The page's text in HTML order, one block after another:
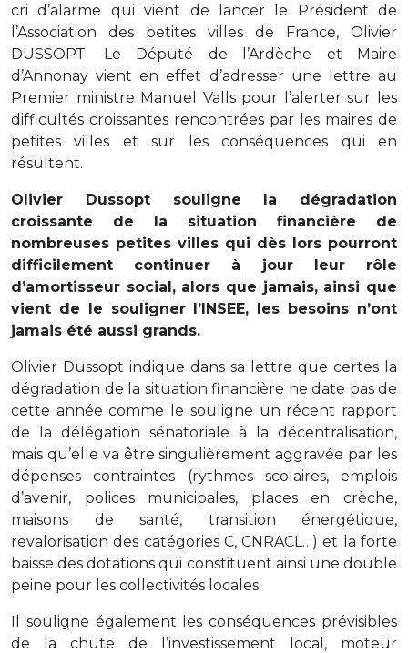
cri d’alarme qui vient de lancer le Président de
l’Association des petites villes de France, Olivier
DUSSOPT. Le Député de l’Ardèche et Maire
d’Annonay vient en effet d’adresser une lettre au
Premier ministre Manuel Valls pour l’alerter sur les
difficultés croissantes rencontrées par les maires de
petites villes et sur les conséquences qui en
résultent.
Olivier Dussopt souligne la dégradation
croissante de la situation financière de
nombreuses petites villes qui dès lors pourront
difficilement continuer à jour leur rôle
d’amortisseur social, alors que jamais, ainsi que
vient de le souligner l’INSEE, les besoins n’ont
jamais été aussi grands.
Olivier Dussopt indique dans sa lettre que certes la
dégradation de la situation financière ne date pas de
cette année comme le souligne un récent rapport
de la délégation sénatoriale à la décentralisation,
mais qu’elle va être singulièrement aggravée par les
dépenses contraintes (rythmes scolaires, emplois
d’avenir, polices municipales, places en crèche,
maisons de santé, transition énergétique,
revalorisation des catégories C, CNRACL…) et la forte
baisse des dotations qui constituent ainsi une double
peine pour les collectivités locales.
Il souligne également les conséquences prévisibles
de la chute de l’investissement local, moteur